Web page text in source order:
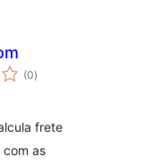
(0vurderingar
i)
frete
as